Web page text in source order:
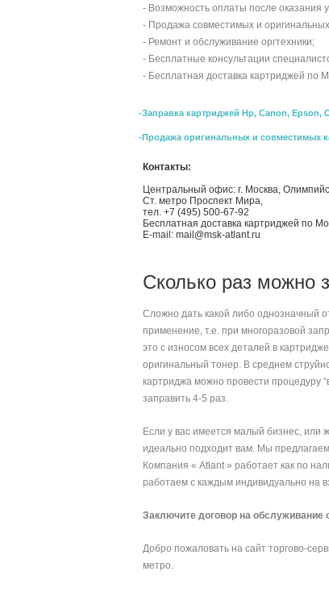
- Возможность оплаты после оказания
- Продажа совместимых и
- Ремонт и обслуживание оргтехники;
- Бесплатные консультации
- Бесплатная доставка картриджей по
-Заправка картриджей Hp, Canon, Epson,
-Продажа оригинальных и совместимых
Контакты:
Центральный офис: г. Москва,
Ст. метро Проспект Мира,
тел. +7 (495) 500-67-92
Бесплатная доставка картриджей по
E-mail: mail@msk-atlant.ru
Сколько раз можно
Сложно дать какой либо однозначный
применение, т.е. при многоразовой
это с износом всех деталей в
оригинальный тонер. В среднем
картриджа можно провести процедуру
заправить 4-5 раз.
Если у вас имеется малый бизнес, или
идеально подходит вам. Мы
Компания « Atlant » работает как по
работаем с каждым индивидуально на
Заключите договор на обслуживание
Добро пожаловать на сайт торгово-
метро.